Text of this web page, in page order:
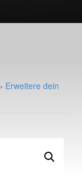
› Erweitere dein